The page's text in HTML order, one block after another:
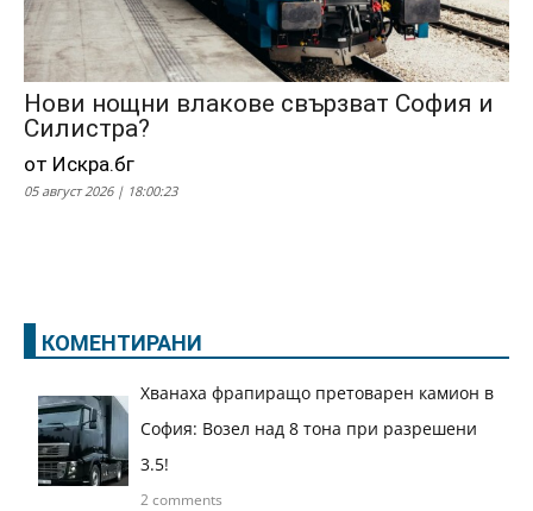
Нови нощни влакове свързват София и
Силистра?
от Искра.бг
05 август 2026 | 18:00:23
КОМЕНТИРАНИ
Хванаха фрапиращо претоварен камион в
София: Возел над 8 тона при разрешени
3.5!
2 comments